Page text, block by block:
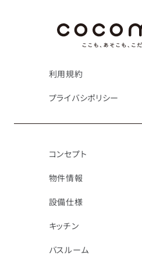
利用規約
プライバシポリシー
コンセプト
物件情報
設備仕様
キッチン
バスルーム